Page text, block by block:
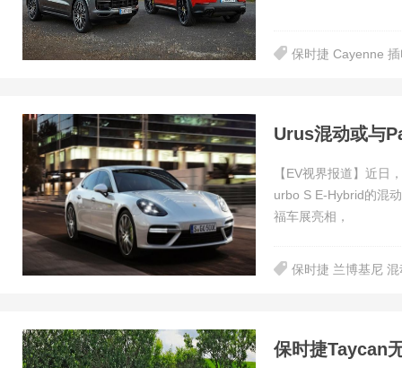
保时捷 Cayenne
Urus混动或与
【EV视界报道】近日
urbo S E-Hybrid的混
福车展亮相，
保时捷 兰博基尼
保时捷Taycan